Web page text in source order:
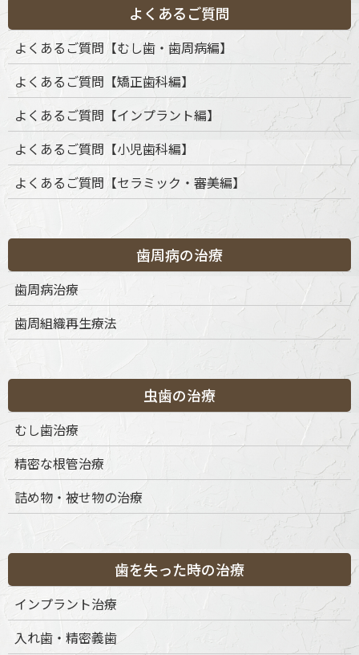
it15001500 – d
カ
テ
よくあるご質問
よくあるご質問【むし歯・歯周病編】
よくあるご質問【矯正歯科編】
よくあるご質問【インプラント編】
よくあるご質問【小児歯科編】
よくあるご質問【セラミック・審美編】
歯周病の治療
歯周病治療
歯周組織再生療法
虫歯の治療
むし歯治療
精密な根管治療
詰め物・被せ物の治療
歯を失った時の治療
インプラント治療
入れ歯・精密義歯